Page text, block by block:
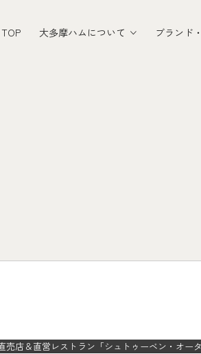
TOP 大多摩ハムについて ブランド
売店＆直営レストラン「シュトゥーベン・オータ